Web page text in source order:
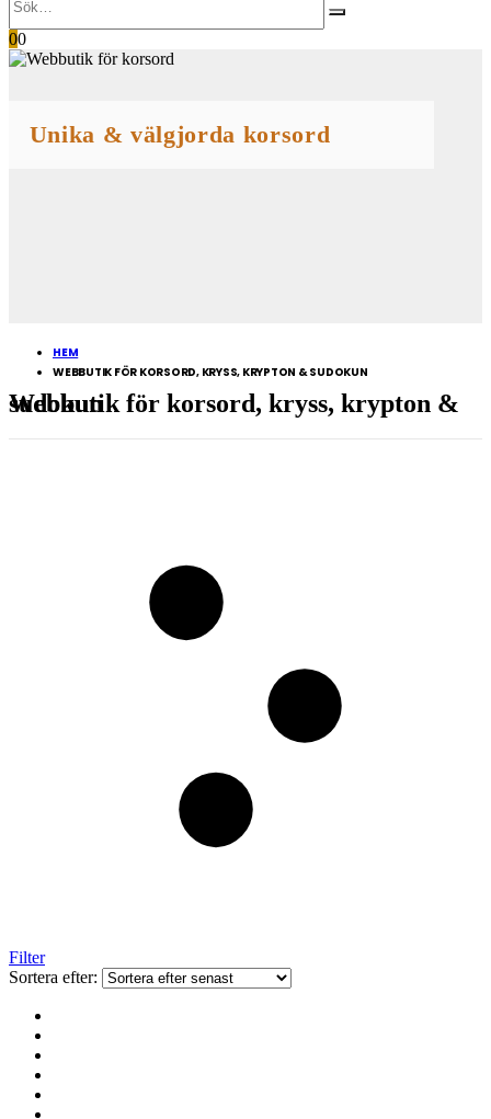
00
Unika & välgjorda korsord
HEM
WEBBUTIK FÖR KORSORD, KRYSS, KRYPTON & SUDOKUN
Webbutik för korsord, kryss, krypton & sudokun
Filter
Sortera efter: